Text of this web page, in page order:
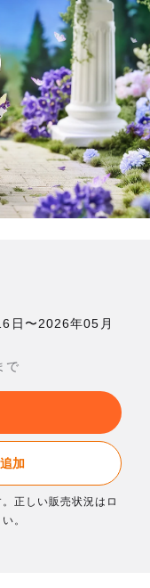
日〜2026年05月
で
加
正しい販売状況はロ
。